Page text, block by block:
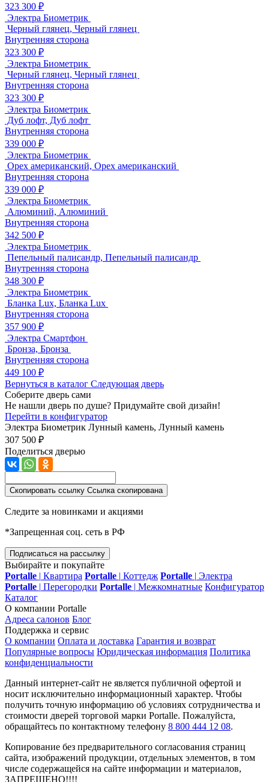
323 300 ₽
Электра Биометрик
Черный глянец, Черный глянец
Внутренняя сторона
323 300 ₽
Электра Биометрик
Черный глянец, Черный глянец
Внутренняя сторона
323 300 ₽
Электра Биометрик
Дуб лофт, Дуб лофт
Внутренняя сторона
339 000 ₽
Электра Биометрик
Орех американский, Орех американский
Внутренняя сторона
339 000 ₽
Электра Биометрик
Алюминий, Алюминий
Внутренняя сторона
342 500 ₽
Электра Биометрик
Пепельный палисандр, Пепельный палисандр
Внутренняя сторона
348 300 ₽
Электра Биометрик
Бланка Lux, Бланка Lux
Внутренняя сторона
357 900 ₽
Электра Смартфон
Бронза, Бронза
Внутренняя сторона
449 100 ₽
Вернуться в каталог Следующая дверь
Соберите дверь сами
Не нашли дверь по душе? Придумайте свой дизайн!
Перейти в конфигуратор
Электра Биометрик Лунный камень, Лунный камень
307 500 ₽
Поделиться дверью
Скопировать ссылку Ссылка скопирована
Следите за новинками и акциями
*Запрещенная соц. сеть в РФ
Подписаться на рассылку
Выбирайте и покупайте
Portalle | Квартира Portalle | Коттедж Portalle | Электра
Portalle | Перегородки Portalle | Межкомнатные Конфигуратор
Каталог
О компании Portalle
Адреса салонов Блог
Поддержка и сервис
О компании Оплата и доставка Гарантия и возврат
Популярные вопросы Юридическая информация Политика
конфиденциальности
Данный интернет-сайт не является публичной офертой и
носит исключительно информационный характер. Чтобы
получить точную информацию об условиях сотрудничества и
стоимости дверей торговой марки Portalle. Пожалуйста,
обращайтесь по контактному телефону 8 800 444 12 08.
Копирование без предварительного согласования страниц
сайта, изображений продукции, отдельных элементов, в том
числе содержащейся на сайте информации и материалов,
ЗАПРЕЩЕНО!!!!